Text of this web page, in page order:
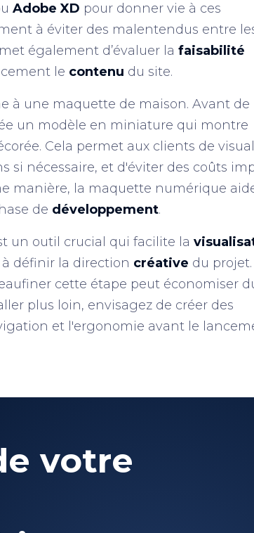
Adobe XD pour donner vie à ces
à éviter des malentendus entre
également d’évaluer lafaisabilité
le contenu du site.
à une maquette de maison. Avant de
un modèle en miniature qui montre
Cela permet aux clients de
si nécessaire, et d'éviter des coûts
manière, la maquette numérique
de développement.
un outil crucial qui facilite la
à définir la direction créative du projet.
cette étape peut économiser
plus loin, envisagez de créer des
et l'ergonomie avant le
votre